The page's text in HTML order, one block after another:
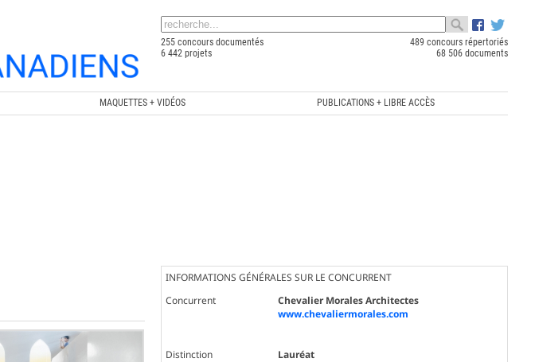
255 concours documentés
489 concours répertoriés
6 442 projets
68 506 documents
MAQUETTES + VIDÉOS PUBLICATIONS + LIBRE ACCÈS
INFORMATIONS GÉNÉRALES SUR LE CONCURRENT
Concurrent
Chevalier Morales Architectes
www.chevaliermorales.com
Distinction
Lauréat